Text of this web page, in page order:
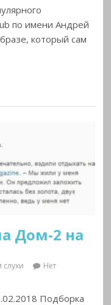
по имени Андрей
который сам
Дом-2 на
слухи
Нет
Подборка